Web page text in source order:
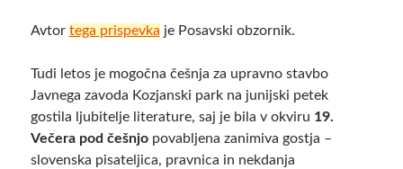
Avtor tega prispevka je Posavski obzornik.
Tudi letos je mogočna češnja za upravno stavbo
Javnega zavoda Kozjanski park na junijski petek
gostila ljubitelje literature, saj je bila v okviru 19.
Večera pod češnjopovabljena zanimiva gostja –
slovenska pisateljica, pravnica in nekdanja